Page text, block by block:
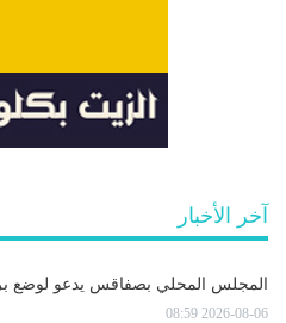
آخر الأخبار
المجلس المحلي بصفاقس يدعو لوضع
2026-08-06 08:59